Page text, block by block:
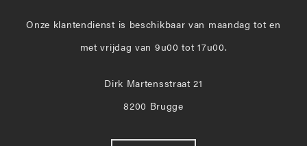
Onze klantendienst is beschikbaar van maandag tot en
met vrijdag van 9u00 tot 17u00.
Dirk Martensstraat 21
8200 Brugge